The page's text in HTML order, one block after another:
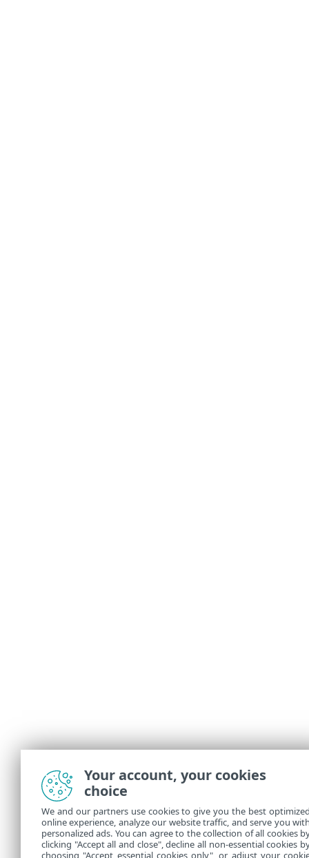
Your account, your cookies
choice
We and our partners use cookies to give you the best
online experience, analyze our website traffic, and serve you
personalized ads. You can agree to the collection of all cookies
clicking "Accept all and close", decline all non-essential cookies
choosing "Accept essential cookies only", or adjust your